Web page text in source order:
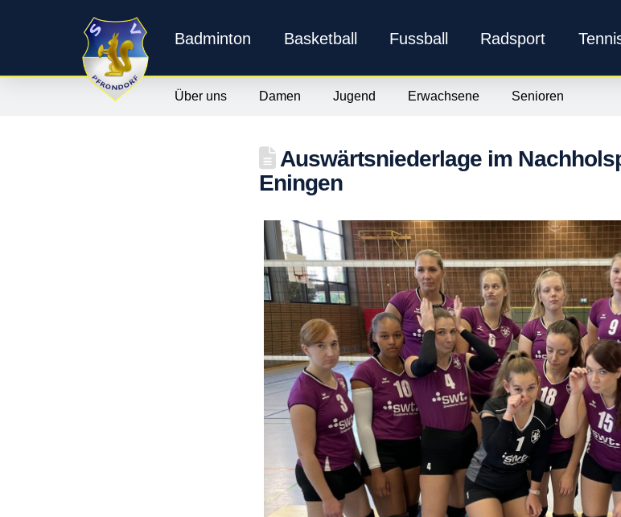
Badminton Basketball Fussball Radsport
Über uns Damen Jugend Erwachsene Senioren
Auswärtsniederlage im
Eningen